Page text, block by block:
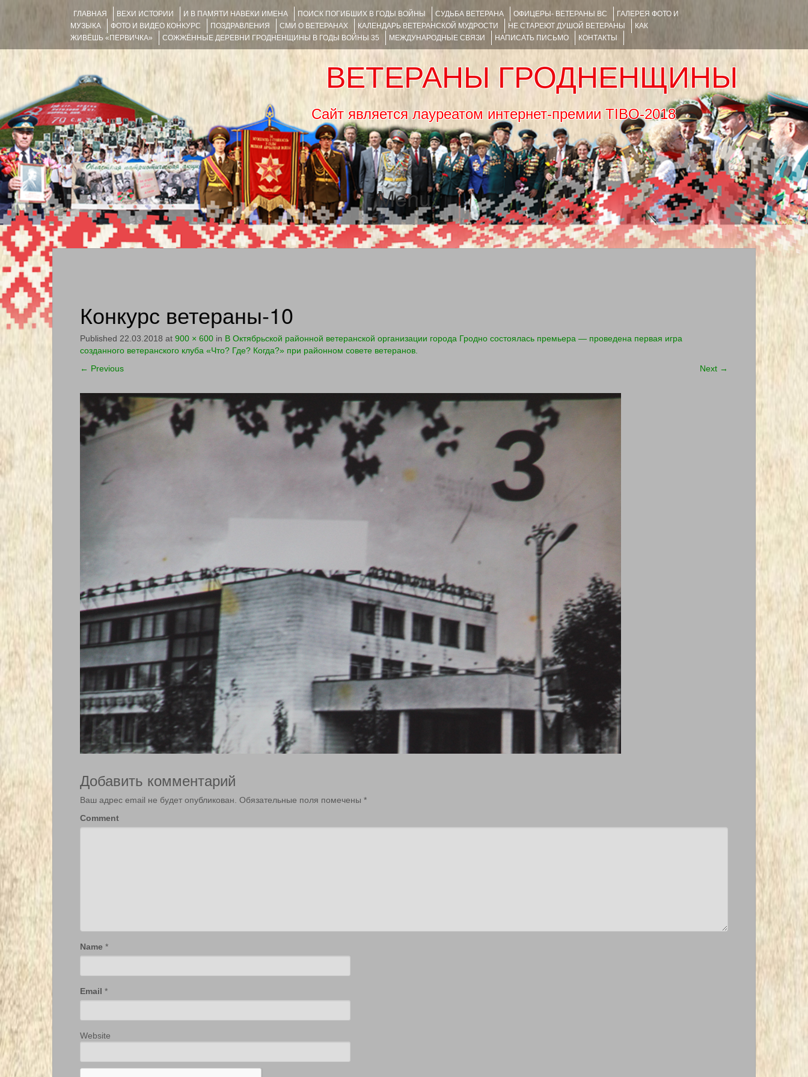
ГЛАВНАЯ ВЕХИ ИСТОРИИ И В ПАМЯТИ НАВЕКИ ИМЕНА ПОИСК ПОГИБШИХ В ГОДЫ ВОЙНЫ СУДЬБА ВЕТЕРАНА ОФИЦЕРЫ- ВЕТЕРАНЫ ВС
ГАЛЕРЕЯ ФОТО И
МУЗЫКА
ФОТО И ВИДЕО КОНКУРС ПОЗДРАВЛЕНИЯ СМИ О ВЕТЕРАНАХ КАЛЕНДАРЬ ВЕТЕРАНСКОЙ МУДРОСТИ НЕ СТАРЕЮТ ДУШОЙ ВЕТЕРАНЫ
КАК
ЖИВЁШЬ «ПЕРВИЧКА»
СОЖЖЁННЫЕ ДЕРЕВНИ ГРОДНЕНЩИНЫ В ГОДЫ ВОЙНЫ 35 МЕЖДУНАРОДНЫЕ СВЯЗИ НАПИСАТЬ ПИСЬМО КОНТАКТЫ
ВЕТЕРАНЫ ГРОДНЕНЩИНЫ
Сайт является лауреатом интернет-премии TIBO-2018
Menu
SKIP TO CONTENT
Конкурс ветераны-10
Published 22.03.2018 at 900 × 600 in В Октябрьской районной ветеранской организации города Гродно состоялась премьера — проведена первая игра
созданного ветеранского клуба «Что? Где? Когда?» при районном совете ветеранов.
← Previous Next →
Добавить комментарий
Ваш адрес email не будет опубликован. Обязательные поля помечены *
Comment
Name *
Email *
Website